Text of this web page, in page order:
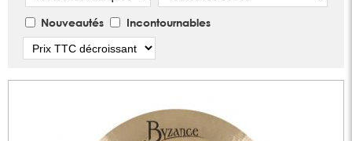
Nouveautés
Incontournables